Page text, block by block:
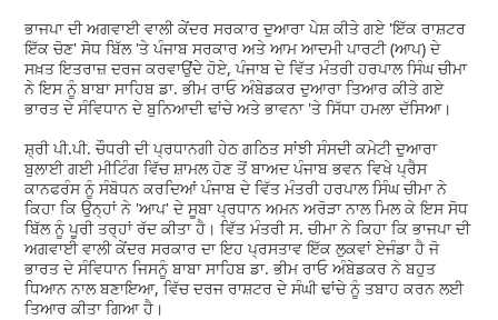
ਭਾਜਪਾ ਦੀ ਅਗਵਾਈ ਵਾਲੀ ਕੇਂਦਰ ਸਰਕਾਰ ਦੁਆਰਾ ਪੇਸ਼ ਕੀਤੇ ਗਏ 'ਇੱਕ ਰਾਸ਼ਟਰ
ਇੱਕ ਚੋਣ' ਸੋਧ ਬਿੱਲ 'ਤੇ ਪੰਜਾਬ ਸਰਕਾਰ ਅਤੇ ਆਮ ਆਦਮੀ ਪਾਰਟੀ (ਆਪ) ਦੇ
ਸਖ਼ਤ ਇਤਰਾਜ਼ ਦਰਜ ਕਰਵਾਉਂਦੇ ਹੋਏ, ਪੰਜਾਬ ਦੇ ਵਿੱਤ ਮੰਤਰੀ ਹਰਪਾਲ ਸਿੰਘ ਚੀਮਾ
ਨੇ ਇਸ ਨੂੰ ਬਾਬਾ ਸਾਹਿਬ ਡਾ. ਭੀਮ ਰਾਓ ਅੰਬੇਡਕਰ ਦੁਆਰਾ ਤਿਆਰ ਕੀਤੇ ਗਏ
ਭਾਰਤ ਦੇ ਸੰਵਿਧਾਨ ਦੇ ਬੁਨਿਆਦੀ ਢਾਂਚੇ ਅਤੇ ਭਾਵਨਾ 'ਤੇ ਸਿੱਧਾ ਹਮਲਾ ਦੱਸਿਆ।
ਸ਼੍ਰੀ ਪੀ.ਪੀ. ਚੌਧਰੀ ਦੀ ਪ੍ਰਧਾਨਗੀ ਹੇਠ ਗਠਿਤ ਸਾਂਝੀ ਸੰਸਦੀ ਕਮੇਟੀ ਦੁਆਰਾ
ਬੁਲਾਈ ਗਈ ਮੀਟਿੰਗ ਵਿੱਚ ਸ਼ਾਮਲ ਹੋਣ ਤੋਂ ਬਾਅਦ ਪੰਜਾਬ ਭਵਨ ਵਿਖੇ ਪ੍ਰੈਸ
ਕਾਨਫਰੰਸ ਨੂੰ ਸੰਬੋਧਨ ਕਰਦਿਆਂ ਪੰਜਾਬ ਦੇ ਵਿੱਤ ਮੰਤਰੀ ਹਰਪਾਲ ਸਿੰਘ ਚੀਮਾ ਨੇ
ਕਿਹਾ ਕਿ ਉਨ੍ਹਾਂ ਨੇ 'ਆਪ' ਦੇ ਸੂਬਾ ਪ੍ਰਧਾਨ ਅਮਨ ਅਰੋੜਾ ਨਾਲ ਮਿਲ ਕੇ ਇਸ ਸੋਧ
ਬਿੱਲ ਨੂੰ ਪੂਰੀ ਤਰ੍ਹਾਂ ਰੱਦ ਕੀਤਾ ਹੈ। ਵਿੱਤ ਮੰਤਰੀ ਸ. ਚੀਮਾ ਨੇ ਕਿਹਾ ਕਿ ਭਾਜਪਾ ਦੀ
ਅਗਵਾਈ ਵਾਲੀ ਕੇਂਦਰ ਸਰਕਾਰ ਦਾ ਇਹ ਪ੍ਰਸਤਾਵ ਇੱਕ ਲੁਕਵਾਂ ਏਜੰਡਾ ਹੈ ਜੋ
ਭਾਰਤ ਦੇ ਸੰਵਿਧਾਨ ਜਿਸਨੂੰ ਬਾਬਾ ਸਾਹਿਬ ਡਾ. ਭੀਮ ਰਾਓ ਅੰਬੇਡਕਰ ਨੇ ਬਹੁਤ
ਧਿਆਨ ਨਾਲ ਬਣਾਇਆ, ਵਿੱਚ ਦਰਜ ਰਾਸ਼ਟਰ ਦੇ ਸੰਘੀ ਢਾਂਚੇ ਨੂੰ ਤਬਾਹ ਕਰਨ ਲਈ
ਤਿਆਰ ਕੀਤਾ ਗਿਆ ਹੈ।